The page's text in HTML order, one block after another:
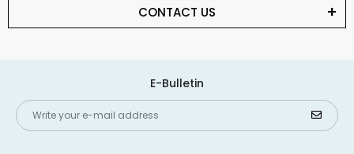
CONTACT US
E-Bulletin